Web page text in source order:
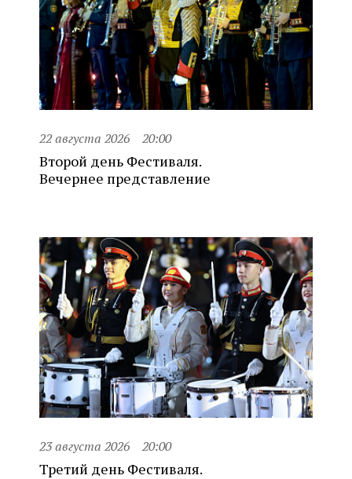
22 августа 2026 20:00
Второй день Фестиваля.
Вечернее представление
23 августа 2026 20:00
Третий день Фестиваля.